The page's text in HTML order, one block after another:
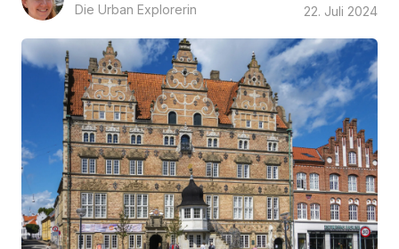
Die Urban Explorerin
22. Juli 2024